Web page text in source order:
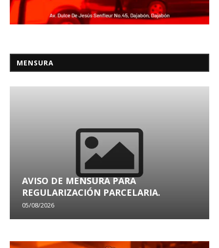
MENSURA
AVISO DE MENSURA PARA
REGULARIZACIÓN PARCELARIA.
05/08/2026